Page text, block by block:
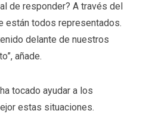
de responder? A través del
están todos representados.
delante de nuestros
añade.
tocado ayudar a los
estas situaciones.